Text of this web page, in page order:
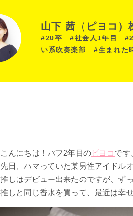
山下 茜（ピヨコ）
#20卒 #社会人1年目
い系吹奏楽部 #生まれた
こんにちは！パフ2年目のピヨコ です
先日、ハマっていた某男性アイドル
推しはデビュー出来たのですが、ず
推しと同じ香水を買って、最近は幸